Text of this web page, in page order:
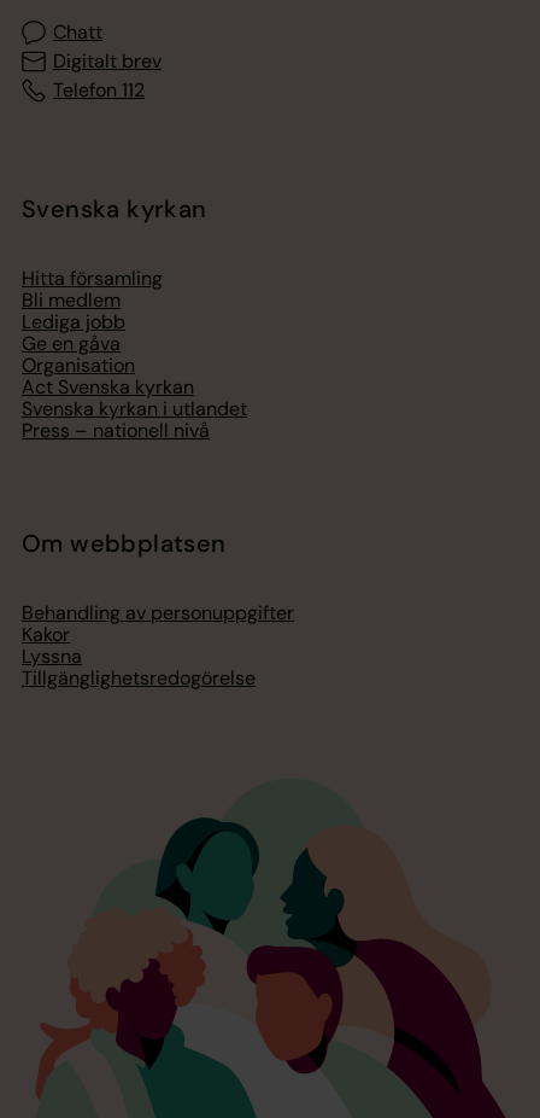
Chatt
Digitalt brev
Telefon 112
Svenska kyrkan
Hitta församling
Bli medlem
Lediga jobb
Ge en gåva
Organisation
Act Svenska kyrkan
Svenska kyrkan i utlandet
Press – nationell nivå
Om webbplatsen
Behandling av personuppgifter
Kakor
Lyssna
Tillgänglighetsredogörelse